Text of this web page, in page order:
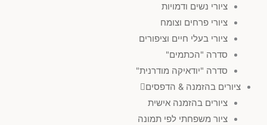
ציורי נשים ודמויות
ציורי פרחים וצומח
ציורי בעלי חיים וציפורים
סדרה "הכתמים"
סדרה "יודאיקה מודרנית"
ציורים בהזמנה & הדפסים
ציורים בהזמנה אישית
ציור משפחתי לפי תמונה